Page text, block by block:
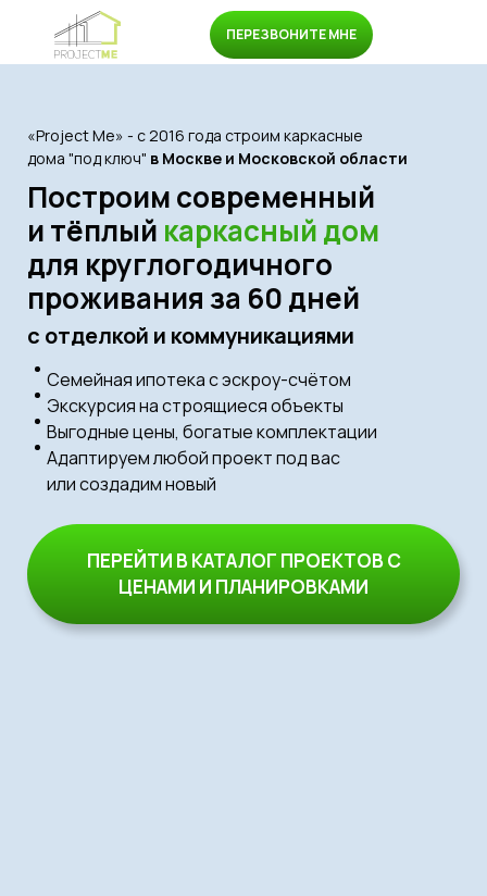
ПЕРЕЗВОНИТЕ МНЕ
«Project Me» - с 2016 года строим каркасные
дома "под ключ" в Москве и Московской области
Построим современный
и тёплый каркасный дом
для круглогодичного
проживания за 60 дней
с отделкой и коммуникациями
Семейная ипотека с эскроу-счётом
Экскурсия на строящиеся объекты
Выгодные цены, богатые комплектации
Адаптируем любой проект под вас
или создадим новый
ПЕРЕЙТИ В КАТАЛОГ ПРОЕКТОВ С
ЦЕНАМИ И ПЛАНИРОВКАМИ